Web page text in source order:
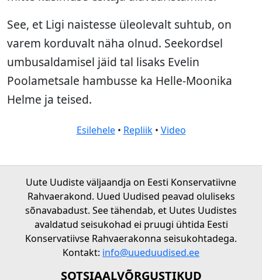
See, et Ligi naistesse üleolevalt suhtub, on
varem korduvalt näha olnud. Seekordsel
umbusaldamisel jäid tal lisaks Evelin
Poolametsale hambusse ka Helle-Moonika
Helme ja teised.
Esilehele• Repliik• Video
Uute Uudiste väljaandja on Eesti Konservatiivne
Rahvaerakond. Uued Uudised peavad oluliseks
sõnavabadust. See tähendab, et Uutes Uudistes
avaldatud seisukohad ei pruugi ühtida Eesti
Konservatiivse Rahvaerakonna seisukohtadega.
Kontakt: info@uueduudised.ee
SOTSIAALVÕRGUSTIKUD